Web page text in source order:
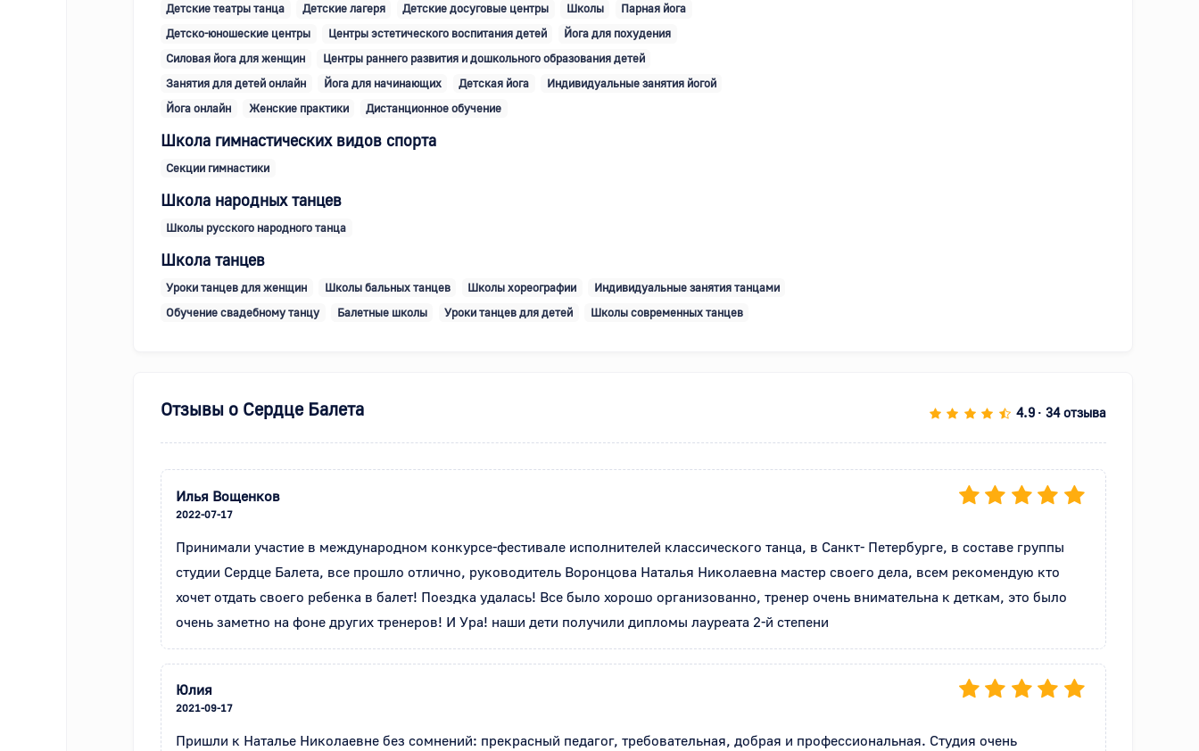
Детские театры танца
Детские лагеря Детские досуговые центры Школы
Парная йога
Детско-юношеские центры
Центры эстетического воспитания детей
Йога для похудения
Силовая йога для женщин
Центры раннего развития и дошкольного образования детей
Занятия для детей онлайн
Йога для начинающих Детская йога
Индивидуальные занятия йогой
Йога онлайн
Женские практики Дистанционное обучение
Школа гимнастических видов спорта
Секции гимнастики
Школа народных танцев
Школы русского народного танца
Школа танцев
Уроки танцев для женщин Школы бальных танцев Школы хореографии
Индивидуальные занятия танцами
Обучение свадебному танцу
Балетные школы Уроки танцев для детей Школы современных танцев
Отзывы о Сердце Балета 4.9 • 34 отзыва
Илья Вощенков
2022-07-17
Принимали участие в международном конкурсе-фестивале исполнителей классического танца, в Санкт- Петербурге, в составе группы
студии Сердце Балета, все прошло отлично, руководитель Воронцова Наталья Николаевна мастер своего дела, всем рекомендую кто
хочет отдать своего ребенка в балет! Поездка удалась! Все было хорошо организованно, тренер очень внимательна к деткам, это было
очень заметно на фоне других тренеров! И Ура! наши дети получили дипломы лауреата 2-й степени
Юлия
2021-09-17
Пришли к Наталье Николаевне без сомнений: прекрасный педагог, требовательная, добрая и профессиональная. Студия очень